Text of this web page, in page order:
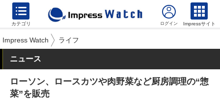
カテゴリ Impressサイト
Impress Watch ライフ
ニュース
ローソン、ロースカツや肉野菜など厨房調理の“惣
菜”を販売